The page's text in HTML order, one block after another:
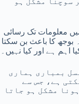
معلومات تک رسائی
بوجھ کا باعث بن سکتا
ہے اور کیا نہیں۔
بمباری ہماری
ہے، جس سے
مشکل ہو جاتا